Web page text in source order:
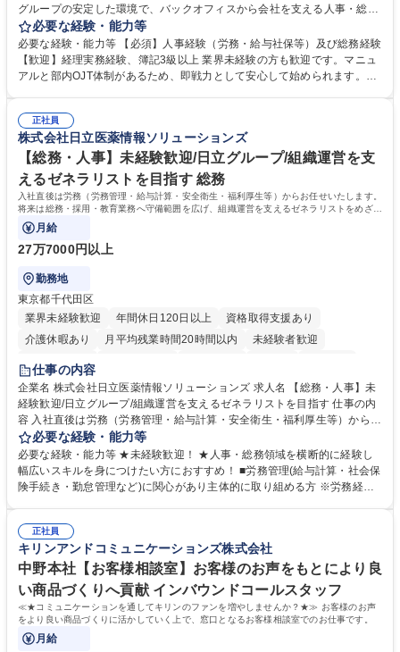
グループの安定した環境で、バックオフィスから会社を支える人事・総務
をお任せします。 労務と総務の業務をバランスよく担当し、ゆくゆくは制
度改定などのコア業務にも挑戦できる、やりがいある環境です。 ■勤怠管
理、給与計算、社会保険手続き、年末調整等の労務管理全般 ■入退社手続
き、社内規定の改定や人事制度改定などのコア業務 ■社内イベントの企画
でも質問・相談できる環境が整っているため、安心して成長できます。 募
集職種 【森ビルG】人事・総務◆賞与5ヶ月◆年休120日◆残業少なめ◆
リモート可
必要な経験・能力等
必要な経験・能力等 【必須】人事経験（労務・給与社保等）及び総務経験
【歓迎】経理実務経験、簿記3級以上 業界未経験の方も歓迎です。マニュ
アルと部内OJT体制があるため、即戦力として安心して始められます。
務に挑戦できるため、自身の成長と組織への貢献度をダイレクトに実感で
きます。 残業少なめ、週1日リモート可など、ワークライフバランスを保
ち長期活躍できる環境です。 「これまでの幅広い経験を活かし、長期的な
キャリアを築きたい」という前向きな意欲と挑戦を全力で応援します。 学
歴・資格 学歴：大学院 大学 高専 短大 専修学校 高校 語学力： 資格：日商
簿記検定1級 日商簿記検定2級 日商簿記検定3級
正社員
株式会社日立医薬情報ソリューションズ
【総務・人事】未経験歓迎/日立グループ/組織運営を支
えるゼネラリストを目指す 総務
入社直後は労務（労務管理・給与計算・安全衛生・福利厚生等）からお任せいたします。
将来は総務・採用・教育業務へ守備範囲を広げ、組織運営を支えるゼネラリストをめざせ
ます。
月給
27万7000円以上
勤務地
東京都千代田区
業界未経験歓迎
年間休日120日以上
資格取得支援あり
介護休暇あり
月平均残業時間20時間以内
未経験者歓迎
住宅手当あり
育休あり
完全週休2日制 交通費支給 土日祝休み 寮・社宅あり
仕事の内容
企業名 株式会社日立医薬情報ソリューションズ 求人名 【総務・人事】未
経験歓迎/日立グループ/組織運営を支えるゼネラリストを目指す 仕事の内
容 入社直後は労務（労務管理・給与計算・安全衛生・福利厚生等）からお
任せいたします。将来は総務・採用・教育業務へ守備範囲を広げ、組織運
営を支えるゼネラリストをめざせます。 ・初期業務：労働時間管理、給与
計算、社会保険対応、福利厚生管理、安全衛生、健康経営推進等をお任せ
します。ご経験に応じて、休職者管理など、幅広く経験を積んでいただき
幅広く経験を積みたい意欲がある方に最適な環境です。 募集職種 【総
務・人事】未経験歓迎/日立グループ/組織運営を支えるゼネラリストを目
指す
必要な経験・能力等
必要な経験・能力等 ★未経験歓迎！ ★人事・総務領域を横断的に経験し
幅広いスキルを身につけたい方におすすめ！ ■労務管理(給与計算・社会保
険手続き・勤怠管理など)に関心があり主体的に取り組める方 ※労務経験
のご経験 ■労務管理（給与計算・社会保険手続き・勤怠管理など）の経験
■衛生管理者の資格をお持ちの方 学歴・資格 学歴：大学院 大学 高専 短大
専修学校 高校 語学力： 資格：
正社員
キリンアンドコミュニケーションズ株式会社
中野本社【お客様相談室】お客様のお声をもとにより良
い商品づくりへ貢献 インバウンドコールスタッフ
≪★コミュニケーションを通してキリンのファンを増やしませんか？★≫ お客様のお声
をより良い商品づくりに活かしていく上で、窓口となるお客様相談室でのお仕事です。
月給